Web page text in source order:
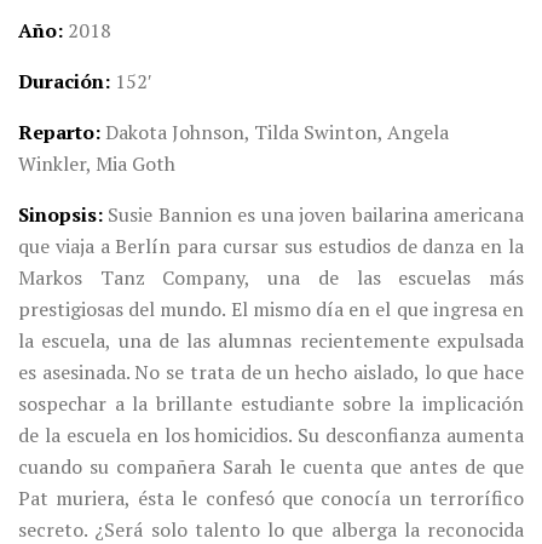
Año 2018
Duración 152′
Reparto Dakota Johnson, Tilda Swinton, Angela
Winkler, Mia Goth
Sinopsis Susie Bannion es una joven bailarina americana
que viaja a Berlín para cursar sus estudios de danza en la
Markos Tanz Company, una de las escuelas más
prestigiosas del mundo. El mismo día en el que ingresa en
la escuela, una de las alumnas recientemente expulsada
es asesinada. No se trata de un hecho aislado, lo que hace
sospechar a la brillante estudiante sobre la implicación
de la escuela en los homicidios. Su desconfianza aumenta
cuando su compañera Sarah le cuenta que antes de que
Pat muriera, ésta le confesó que conocía un terrorífico
secreto. ¿Será solo talento lo que alberga la reconocida